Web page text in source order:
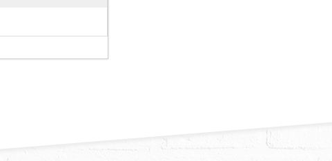
人姑姑在場
梯通往地下
，另有鐵門可
築，依臺北市